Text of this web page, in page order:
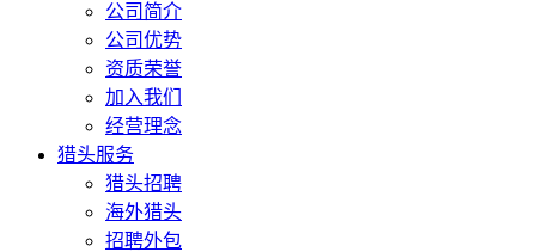
公司简介
公司优势
资质荣誉
加入我们
经营理念
猎头服务
猎头招聘
海外猎头
招聘外包